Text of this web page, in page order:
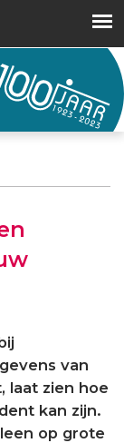
van
laat zien hoe
kan zijn.
op grote